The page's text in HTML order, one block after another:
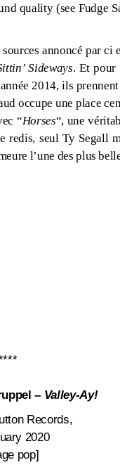
quality (see Fudge
annoncé par ci
Sideways. Et pour
2014, ils
occupe une place
“Horses“, une
seul Ty Segall
l’une des plus
– Valley​-​Ay!
Records,
2020
pop]